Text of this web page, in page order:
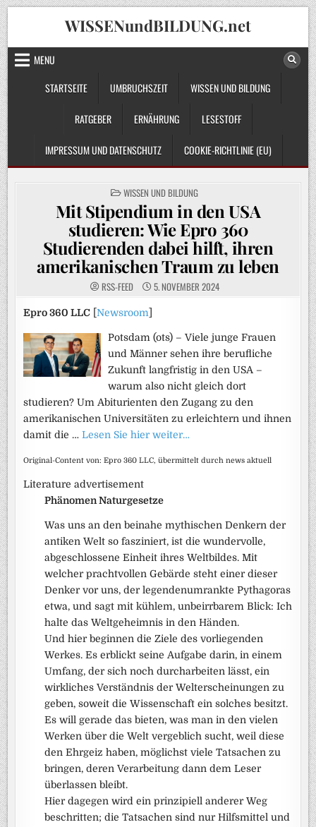
Skip
to
content
WISSENundBILDUNG.net
MENU
STARTSEITE
UMBRUCHSZEIT WISSEN UND BILDUNG
RATGEBER ERNÄHRUNG LESESTOFF
IMPRESSUM UND DATENSCHUTZ COOKIE-RICHTLINIE (EU)
POSTED
IN
WISSEN UND BILDUNG
Mit Stipendium in den USA
studieren: Wie Epro 360
Studierenden dabei hilft, ihren
amerikanischen Traum zu leben
RSS-FEED 5. NOVEMBER 2024
Epro 360 LLC [Newsroom
Potsdam (ots) – Viele junge Frauen
und Männer sehen ihre berufliche
Zukunft langfristig in den USA –
warum also nicht gleich dort
studieren? Um Abiturienten den Zugang zu den
amerikanischen Universitäten zu erleichtern und ihnen
damit die …Lesen Sie hier weiter…
Original-Content von: Epro 360 LLC, übermittelt durch news aktuell
Literature advertisement
Phänomen Naturgesetze
Was uns an den beinahe mythischen Denkern der
antiken Welt so fasziniert, ist die wundervolle,
abgeschlossene Einheit ihres Weltbildes. Mit
welcher prachtvollen Gebärde steht einer dieser
Denker vor uns, der legendenumrankte Pythagoras
etwa, und sagt mit kühlem, unbeirrbarem Blick: Ich
halte das Weltgeheimnis in den Händen.
Und hier beginnen die Ziele des vorliegenden
Werkes. Es erblickt seine Aufgabe darin, in einem
Umfang, der sich noch durcharbeiten lässt, ein
wirkliches Verständnis der Welterscheinungen zu
geben, soweit die Wissenschaft ein solches besitzt.
Es will gerade das bieten, was man in den vielen
Werken über die Welt vergeblich sucht, weil diese
den Ehrgeiz haben, möglichst viele Tatsachen zu
bringen, deren Verarbeitung dann dem Leser
überlassen bleibt.
Hier dagegen wird ein prinzipiell anderer Weg
beschritten; die Tatsachen sind nur Hilfsmittel und